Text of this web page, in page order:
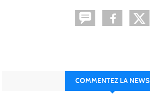
COMMENTEZ LA NEWS